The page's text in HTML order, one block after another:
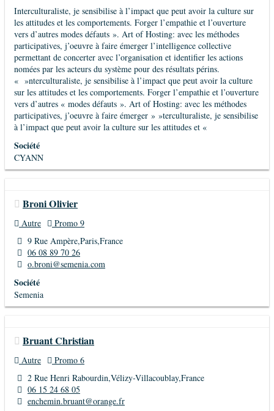
Interculturaliste, je sensibilise à l’impact que peut avoir la culture sur
les attitudes et les comportements. Forger l’empathie et l’ouverture
vers d’autres modes défauts ». Art of Hosting: avec les méthodes
participatives, j’oeuvre à faire émerger l’intelligence collective
permettant de concerter avec l’organisation et identifier les actions
nomées par les acteurs du système pour des résultats périns.
« »nterculturaliste, je sensibilise à l’impact que peut avoir la culture
sur les attitudes et les comportements. Forger l’empathie et l’ouverture
vers d’autres « modes défauts ». Art of Hosting: avec les méthodes
participatives, j’oeuvre à faire émerger » »terculturaliste, je sensibilise
à l’impact que peut avoir la culture sur les attitudes et «
Société
CYANN
Broni Olivier
Autre
Promo 9
9 Rue Ampère,Paris,France
06 08 89 70 26
o.broni@semenia.com
Société
Semenia
Bruant Christian
Autre
Promo 6
2 Rue Henri Rabourdin,Vélizy-Villacoublay,France
06 15 24 68 05
enchemin.bruant@orange.fr